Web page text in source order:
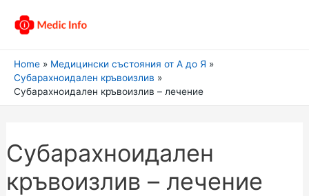
Home
Медицински състояния от А до Я
Субарахноидален кръвоизлив
Субарахноидален кръвоизлив – лечение
Субарахноидален
кръвоизлив – лечение